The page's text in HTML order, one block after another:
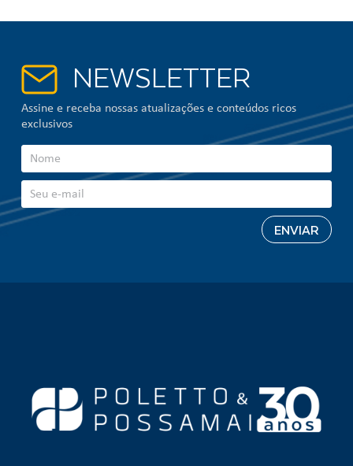
NEWSLETTER
Assine e receba nossas atualizações e conteúdos ricos
exclusivos